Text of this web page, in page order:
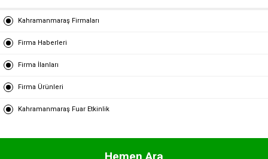
Kahramanmaraş Firmaları
Firma Haberleri
Firma İlanları
Firma Ürünleri
Kahramanmaraş Fuar Etkinlik
Hemen Ara